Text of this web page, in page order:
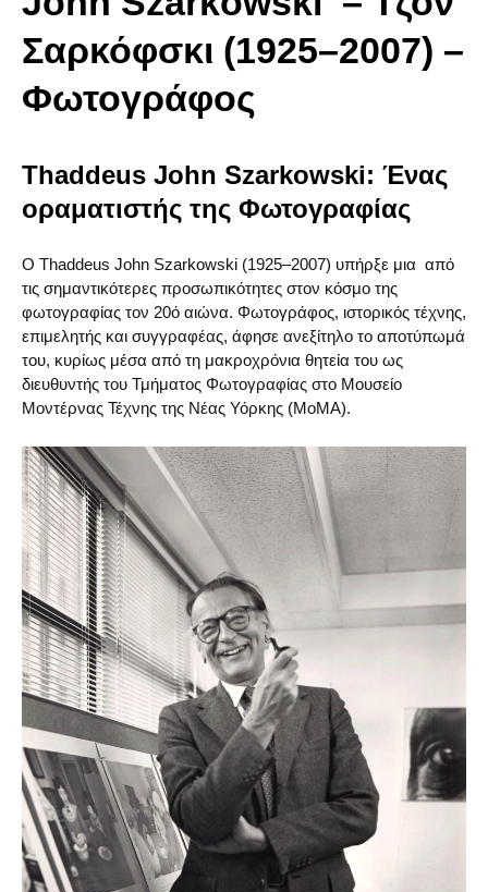
Σαρκόφσκι (1925–2007) –
Φωτογράφος
Thaddeus John Szarkowski: Ένας
οραματιστής της Φωτογραφίας
Ο Thaddeus John Szarkowski (1925–2007) υπήρξε μια από
τις σημαντικότερες προσωπικότητες στον κόσμο της
φωτογραφίας τον 20ό αιώνα. Φωτογράφος, ιστορικός τέχνης,
επιμελητής και συγγραφέας, άφησε ανεξίτηλο το αποτύπωμά
του, κυρίως μέσα από τη μακροχρόνια θητεία του ως
διευθυντής του Τμήματος Φωτογραφίας στο Μουσείο
Μοντέρνας Τέχνης της Νέας Υόρκης (MoMA).